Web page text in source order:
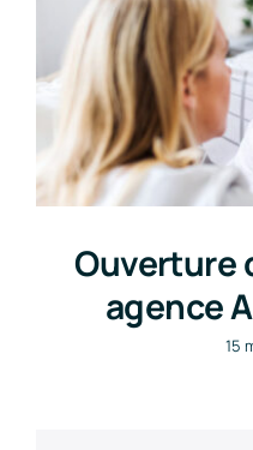
Ouverture
agence
15